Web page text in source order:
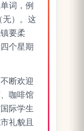
词，例
无）。这
要柔
个星期
断欢迎
咖啡馆
际学生
礼貌且